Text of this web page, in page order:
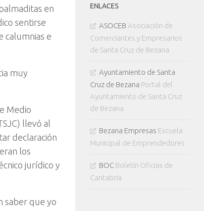
en
sentirse
calumnias e
muy
Medio
llevó al
declaración
los
jurídico y
saber que yo
ENLACES
ASOCEB Asociación de
Comerciantes y Empresarios
de Santa Cruz de Bezana
Ayuntamiento de Santa
Cruz de Bezana Portal del
Ayuntamiento de Santa Cruz
de Bezana
Bezana Empresas Escuela
Municipal de Emprendedores
BOC Boletín Oficias de
Cantabria